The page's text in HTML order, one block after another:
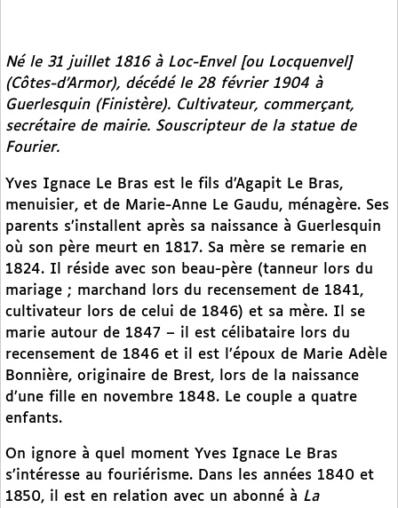
Né le 31 juillet 1816 à Loc-Envel [ou Locquenvel]
(Côtes-d’Armor), décédé le 28 février 1904 à
Guerlesquin (Finistère). Cultivateur, commerçant,
secrétaire de mairie. Souscripteur de la statue de
Fourier.
Yves Ignace Le Bras est le fils d’Agapit Le Bras,
menuisier, et de Marie-Anne Le Gaudu, ménagère. Ses
parents s’installent après sa naissance à Guerlesquin
où son père meurt en 1817. Sa mère se remarie en
1824. Il réside avec son beau-père (tanneur lors du
mariage ; marchand lors du recensement de 1841,
cultivateur lors de celui de 1846) et sa mère. Il se
marie autour de 1847 – il est célibataire lors du
recensement de 1846 et il est l’époux de Marie Adèle
Bonnière, originaire de Brest, lors de la naissance
d’une fille en novembre 1848. Le couple a quatre
enfants.
On ignore à quel moment Yves Ignace Le Bras
s’intéresse au fouriérisme. Dans les années 1840 et
1850, il est en relation avec un abonné à La